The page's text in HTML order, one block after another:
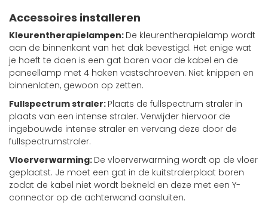
Accessoires installeren
Kleurentherapielampen: De kleurentherapielamp wordt
aan de binnenkant van het dak bevestigd. Het enige wat
je hoeft te doen is een gat boren voor de kabel en de
paneellamp met 4 haken vastschroeven. Niet knippen en
binnenlaten, gewoon op zetten.
Fullspectrum straler: Plaats de fullspectrum straler in
plaats van een intense straler. Verwijder hiervoor de
ingebouwde intense straler en vervang deze door de
fullspectrumstraler.
Vloerverwarming: De vloerverwarming wordt op de vloer
geplaatst. Je moet een gat in de kuitstralerplaat boren
zodat de kabel niet wordt bekneld en deze met een Y-
connector op de achterwand aansluiten.